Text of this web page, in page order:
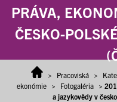
PRÁVA,
ČESKO-
> Pracoviská >
ekonómie > Fotogaléria >
a jazykovědy v